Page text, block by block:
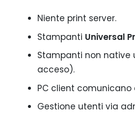
Niente print server.
Stampanti Universal
Stampanti non native
acceso).
PC client comunicano
Gestione utenti via